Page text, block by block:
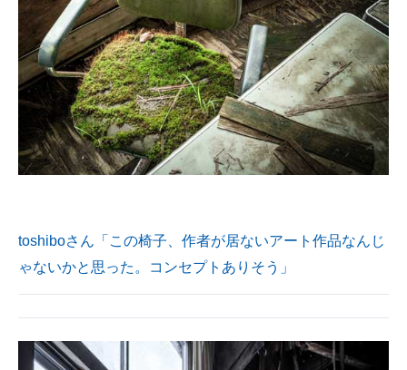
toshiboさん「この椅子、作者が居ないアート作品なんじ
ゃないかと思った。コンセプトありそう」